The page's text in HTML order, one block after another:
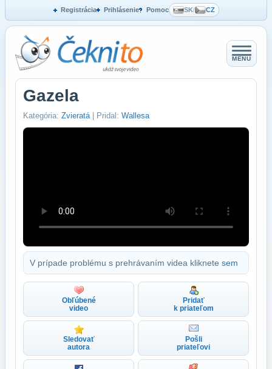
Registrácia Prihlásenie Pomoc SK/ CZ
MENU
Gazela
Kategória: Zvieratá | Pridal: Wallesa
V prípade problému s prehrávaním videa kliknete sem
Obľúbené
video
Pridať
k priateľom
Sledovať
autora
Pošli
priateľovi